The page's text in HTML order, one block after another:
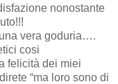
nonostante
vera goduria….
cosi
felicità dei miei
“ma loro sono di